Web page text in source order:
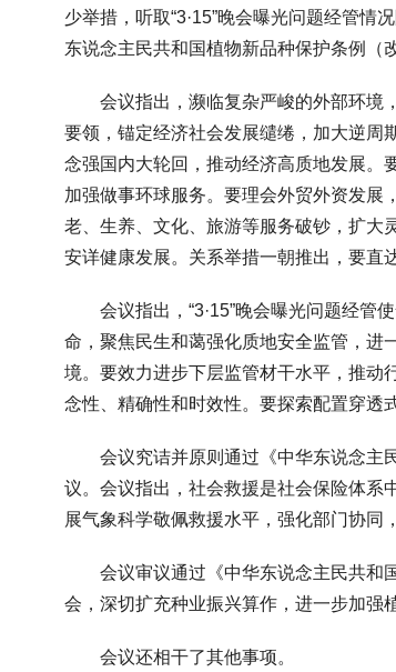
少举措，听取“3·15”晚会曝光问题经管
东说念主民共和国植物新品种保护条例（
会议指出，濒临复杂严峻的外部环境，
要领，锚定经济社会发展缱绻，加大逆周
念强国内大轮回，推动经济高质地发展。
加强做事环球服务。要理会外贸外资发展
老、生养、文化、旅游等服务破钞，扩大
安详健康发展。关系举措一朝推出，要直
会议指出，“3·15”晚会曝光问题经管使
命，聚焦民生和蔼强化质地安全监管，进
境。要效力进步下层监管材干水平，推动
念性、精确性和时效性。要探索配置穿透
会议究诘并原则通过《中华东说念主民
议。会议指出，社会救援是社会保险体系
展气象科学敬佩救援水平，强化部门协同
会议审议通过《中华东说念主民共和国
会，深切扩充种业振兴算作，进一步加强
会议还相干了其他事项。